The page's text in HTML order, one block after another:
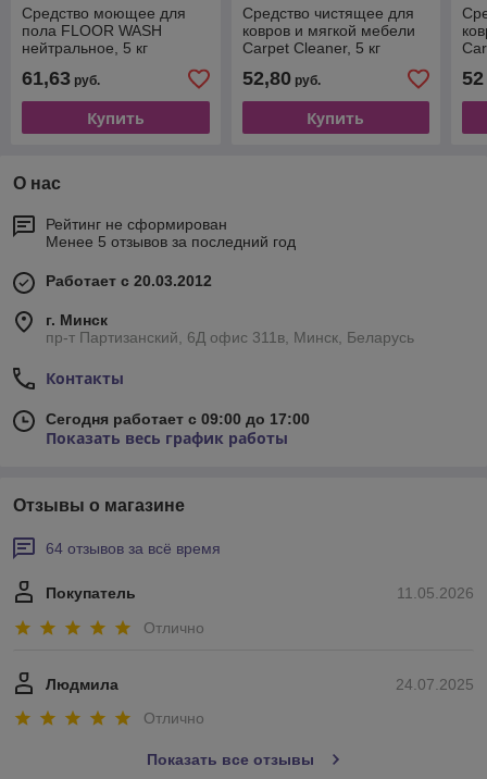
Средство моющее для
пола FLOOR WASH
нейтральное, 5 кг
61,63 руб.
Купить
Средство чистящее для
ковров и мягкой мебели
Carpet Cleaner, 5 кг
52,80руб.
Купить
52
О нас
Рейтинг не сформирован
Менее 5 отзывов за последний год
Работает с 20.03.2012
г. Минск
пр-т Партизанский, 6Д офис 311в, Минск, Беларусь
Контакты
Сегодня работает с 09:00 до 17:00
Показать весь график работы
Отзывы о магазине
64 отзывов за всё время
11.05.2026
Покупатель
Отлично
24.07.2025
Людмила
Отлично
Показать все отзывы